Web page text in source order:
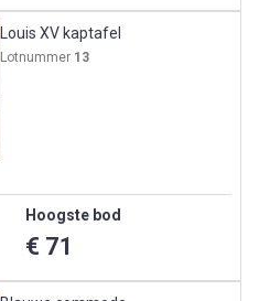
Louis XV kaptafel
Lotnummer 13
Hoogste bod
€ 71